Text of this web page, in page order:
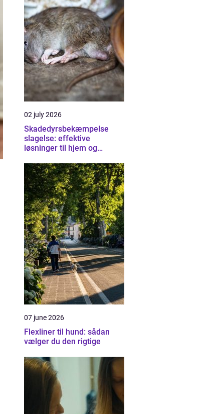
02 july 2026
Skadedyrsbekæmpelse
slagelse: effektive
løsninger til hjem og
07 june 2026
Flexliner til hund: sådan
vælger du den rigtige